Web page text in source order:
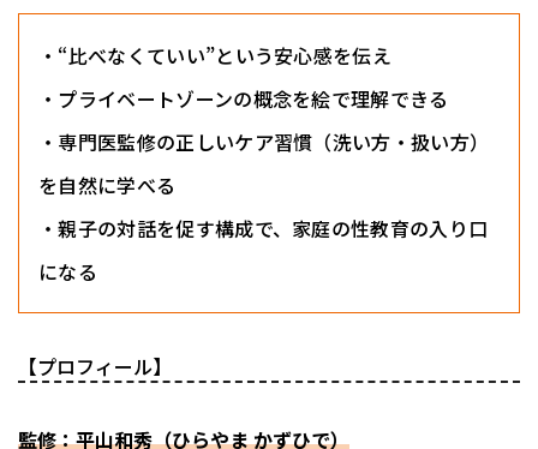
・“比べなくていい”という安心感を伝え
・プライベートゾーンの概念を絵で理解できる
・専門医監修の正しいケア習慣（洗い方・扱い方）
を自然に学べる
・親子の対話を促す構成で、家庭の性教育の入り口
になる
【プロフィール】
監修：平山和秀（ひらやま かずひで）